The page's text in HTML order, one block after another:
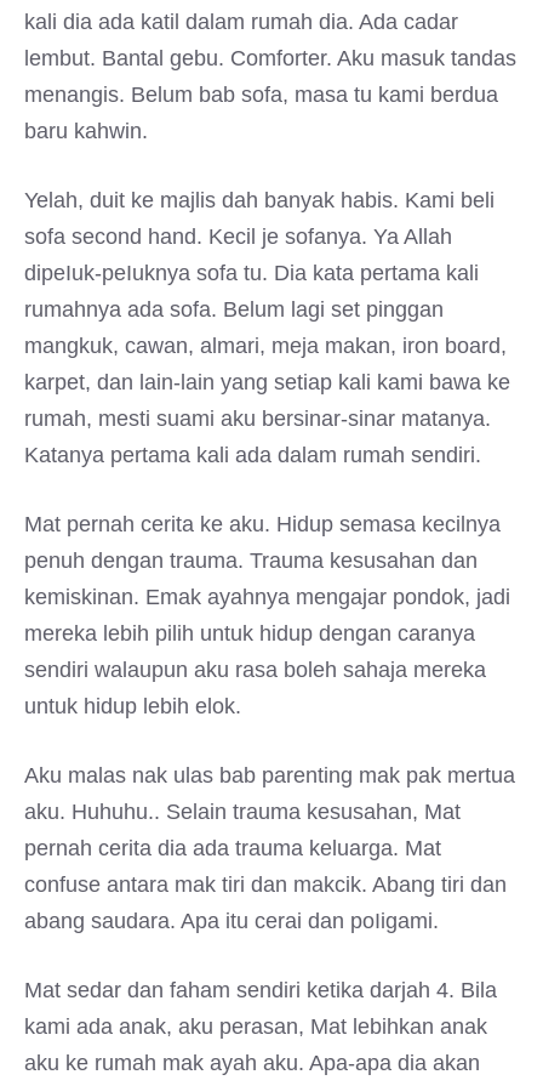
kali dia ada katil dalam rumah dia. Ada cadar
lembut. Bantal gebu. Comforter. Aku masuk tandas
menangis. Belum bab sofa, masa tu kami berdua
baru kahwin.
Yelah, duit ke majlis dah banyak habis. Kami beli
sofa second hand. Kecil je sofanya. Ya Allah
dipeIuk-peIuknya sofa tu. Dia kata pertama kali
rumahnya ada sofa. Belum lagi set pinggan
mangkuk, cawan, almari, meja makan, iron board,
karpet, dan lain-lain yang setiap kali kami bawa ke
rumah, mesti suami aku bersinar-sinar matanya.
Katanya pertama kali ada dalam rumah sendiri.
Mat pernah cerita ke aku. Hidup semasa kecilnya
penuh dengan trauma. Trauma kesusahan dan
kemiskinan. Emak ayahnya mengajar pondok, jadi
mereka lebih pilih untuk hidup dengan caranya
sendiri walaupun aku rasa boleh sahaja mereka
untuk hidup lebih elok.
Aku malas nak ulas bab parenting mak pak mertua
aku. Huhuhu.. Selain trauma kesusahan, Mat
pernah cerita dia ada trauma keluarga. Mat
confuse antara mak tiri dan makcik. Abang tiri dan
abang saudara. Apa itu cerai dan poIigami.
Mat sedar dan faham sendiri ketika darjah 4. Bila
kami ada anak, aku perasan, Mat lebihkan anak
aku ke rumah mak ayah aku. Apa-apa dia akan